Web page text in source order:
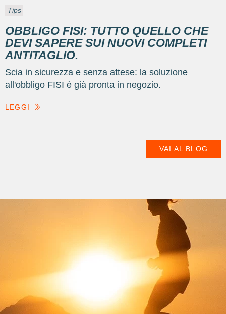
Tips
OBBLIGO FISI: TUTTO QUELLO CHE
DEVI SAPERE SUI NUOVI COMPLETI
ANTITAGLIO.
Scia in sicurezza e senza attese: la soluzione
all'obbligo FISI è già pronta in negozio.
LEGGI
VAI AL BLOG